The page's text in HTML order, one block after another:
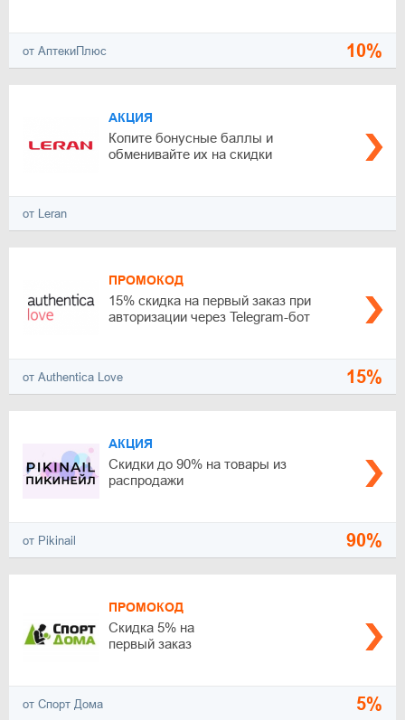
от АптекиПлюс 10%
АКЦИЯ
Копите бонусные баллы и
обменивайте их на скидки
от Leran
ПРОМОКОД
15% скидка на первый заказ при
авторизации через Telegram-бот
от Authentica Love 15%
АКЦИЯ
Скидки до 90% на товары из
распродажи
от Pikinail 90%
ПРОМОКОД
Скидка 5% на
первый заказ
от Спорт Дома 5%